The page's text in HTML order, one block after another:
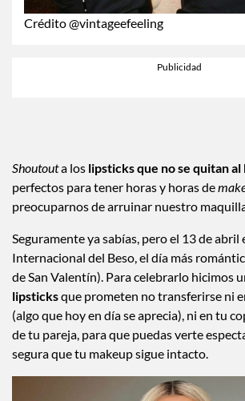
Crédito @vintageefeeling
Shoutouta los lipsticks que no se quitan al
perfectos para tener horas y horas de
preocuparnos de arruinar nuestro
Seguramente ya sabías, pero el 13 de abril
Internacional del Beso, el día más
de San Valentín). Para celebrarlo hicimos
lipsticksque prometen no transferirse ni
(algo que hoy en día se aprecia), ni en tu
de tu pareja, para que puedas verte
segura que tu makeup sigue intacto.